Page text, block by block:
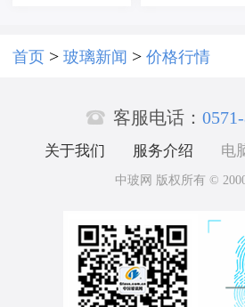
光学分光反
首页 > 玻璃新闻 > 价格行情
 客服电话：
关于我们 服务介绍 电
中玻网 版权所有 ©